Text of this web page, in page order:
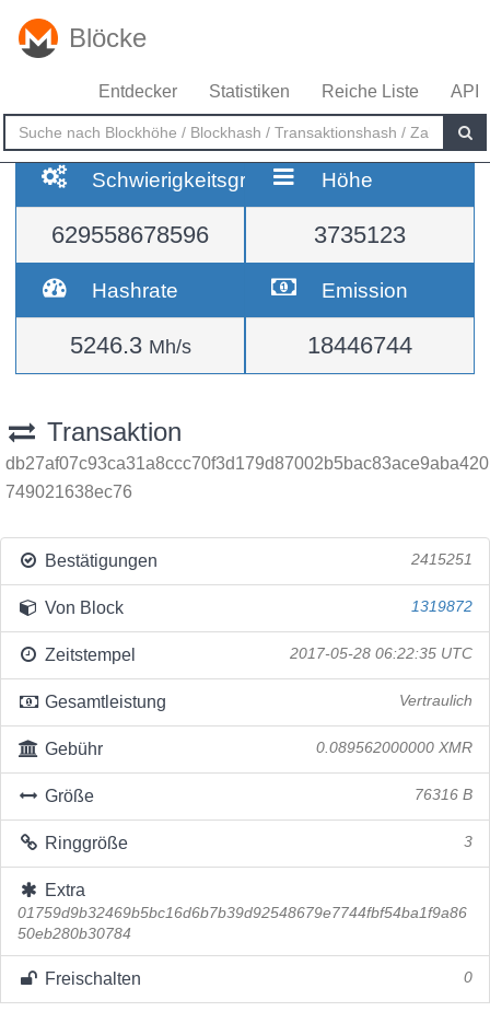
Blöcke
Entdecker Statistiken Reiche Liste API
Schwierigkeitsgrad
629558678596
Höhe
3735123
Hashrate
5246.3 Mh/s
Emission
18446744
Transaktion
db27af07c93ca31a8ccc70f3d179d87002b5bac83ace9aba420
749021638ec76
Bestätigungen 2415251
Von Block 1319872
Zeitstempel 2017-05-28 06:22:35 UTC
Gesamtleistung Vertraulich
Gebühr 0.089562000000 XMR
Größe 76316 B
Ringgröße 3
Extra
01759d9b32469b5bc16d6b7b39d92548679e7744fbf54ba1f9a86
50eb280b30784
Freischalten 0